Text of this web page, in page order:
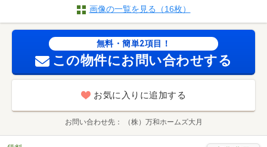
画像の一覧を見る（16枚）
無料・簡単2項目！
この物件にお問い合わせする
お気に入りに追加する
お問い合わせ先 （株）万和ホームズ大月